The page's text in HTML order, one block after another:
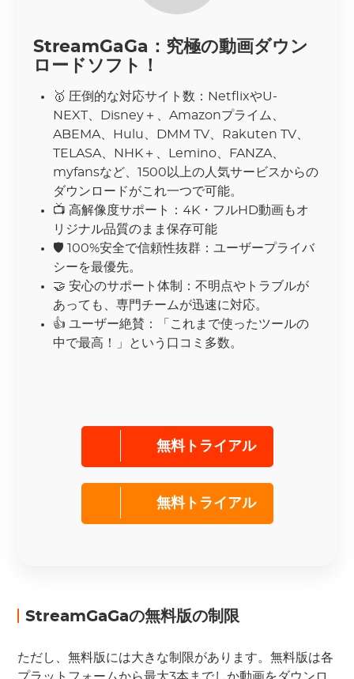
StreamGaGa：究極の動画ダウン
ロードソフト！
🥇 圧倒的な対応サイト数：NetflixやU-
NEXT、Disney＋、Amazonプライム、
ABEMA、Hulu、DMM TV、Rakuten TV、
TELASA、NHK＋、Lemino、FANZA、
myfansなど、1500以上の人気サービスからの
ダウンロードがこれ一つで可能。
📺 高解像度サポート：4K・フルHD動画もオ
リジナル品質のまま保存可能
🛡 100%安全で信頼性抜群：ユーザープライバ
シーを最優先。
🤝 安心のサポート体制：不明点やトラブルが
あっても、専門チームが迅速に対応。
👍 ユーザー絶賛：「これまで使ったツールの
中で最高！」という口コミ多数。
無料トライアル
無料トライアル
StreamGaGaの無料版の制限
ただし、無料版には大きな制限があります。無料版は各